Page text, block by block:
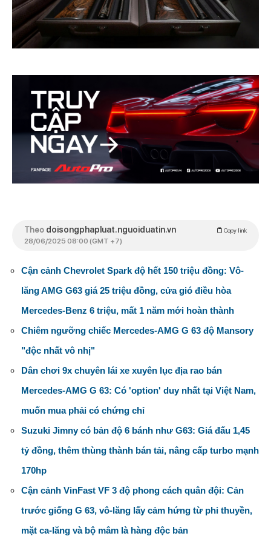
Theo doisongphapluat.nguoiduatin.vn Copy link
28/06/2025 08:00 (GMT +7)
Cận cảnh Chevrolet Spark độ hết 150 triệu đồng: Vô-
lăng AMG G63 giá 25 triệu đồng, cửa gió điều hòa
Mercedes-Benz 6 triệu, mất 1 năm mới hoàn thành
Chiêm ngưỡng chiếc Mercedes-AMG G 63 độ Mansory
"độc nhất vô nhị"
Dân chơi 9x chuyên lái xe xuyên lục địa rao bán
Mercedes-AMG G 63: Có 'option' duy nhất tại Việt Nam,
muốn mua phải có chứng chỉ
Suzuki Jimny có bản độ 6 bánh như G63: Giá đấu 1,45
tỷ đồng, thêm thùng thành bán tải, nâng cấp turbo mạnh
170hp
Cận cảnh VinFast VF 3 độ phong cách quân đội: Cản
trước giống G 63, vô-lăng lấy cảm hứng từ phi thuyền,
mặt ca-lăng và bộ mâm là hàng độc bản